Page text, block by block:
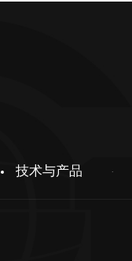
技术与产品